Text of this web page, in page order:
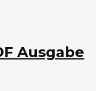
Ausgabe